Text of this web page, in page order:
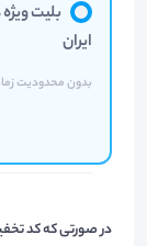
بلیت
ایران
بدون محدودیت
در صورتی که کد